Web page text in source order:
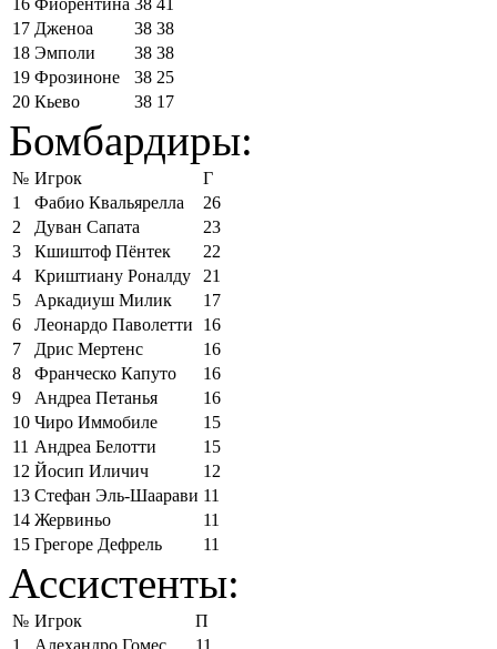
17 Дженоа 38 38
18 Эмполи 38 38
19 Фрозиноне 38 25
20 Кьево 38 17
Бомбардиры:
№ Игрок
Г
1
Фабио Квальярелла
26
2
Дуван Сапата
23
3
Кшиштоф Пёнтек
22
4
Криштиану Роналду
21
5
Аркадиуш Милик
17
6
Леонардо Паволетти
16
7
Дрис Мертенс
16
8
Франческо Капуто
16
9
Андреа Петанья
16
10 Чиро Иммобиле
15
11 Андреа Белотти
15
12 Йосип Иличич
12
13 Стефан Эль-Шаарави 11
14 Жервиньо
11
15 Грегоре Дефрель 11
Ассистенты:
№ Игрок
П
1
Алехандро Гомес
11